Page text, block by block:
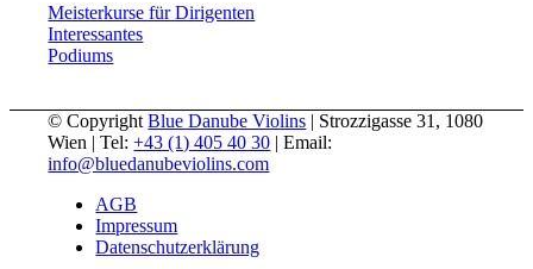
Meisterkurse für Dirigenten
Interessantes
Podiums
© CopyrightBlue Danube Violins | Strozzigasse 31, 1080
Wien | Tel:+43 (1) 405 40 30 | Email:
info@bluedanubeviolins.com
AGB
Impressum
Datenschutzerklärung